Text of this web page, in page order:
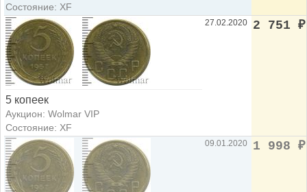
Состояние: XF
5 копеек
Аукцион: Wolmar VIP
Состояние: XF
27.02.2020 2 751 ₽
09.01.2020 1 998 ₽